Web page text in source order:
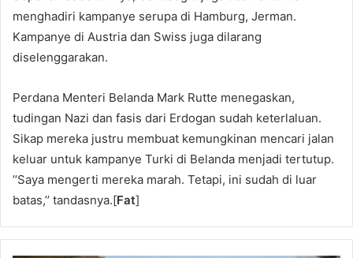
menghadiri kampanye serupa di Hamburg, Jerman.
Kampanye di Austria dan Swiss juga dilarang
diselenggarakan.
Perdana Menteri Belanda Mark Rutte menegaskan,
tudingan Nazi dan fasis dari Erdogan sudah keterlaluan.
Sikap mereka justru membuat kemungkinan mencari jalan
keluar untuk kampanye Turki di Belanda menjadi tertutup.
’’Saya mengerti mereka marah. Tetapi, ini sudah di luar
batas,’’ tandasnya.[Fat]